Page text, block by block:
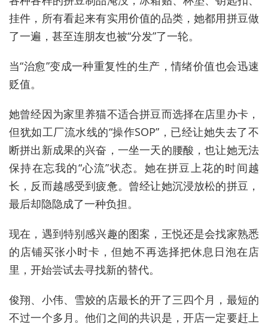
挂件，所有看起来有实用价值的品类，她都用拼豆做
了一遍，甚至连朋友也被“分发”了一轮。
当“治愈”变成一种重复性的生产，情绪价值也会迅速
贬值。
她曾经因为家里养猫不适合拼豆而选择在店里办卡，
但犹如工厂流水线的“操作SOP”，已经让她失去了不
断拼出新成果的兴奋，一坐一天的腰酸，也让她无法
保持在忘我的“心流”状态。她在拼豆上花的时间越
长，反而越感受到疲惫。曾经让她沉浸放松的拼豆，
最后却隐隐成了一种负担。
现在，遇到特别感兴趣的图案，王悦还是会找家熟悉
的店铺买张小时卡，但她不再选择把休息日泡在店
里，开始尝试去寻找新的替代。
俊翔、小伟、雪姣的店最长的开了三四个月，最短的
不过一个多月。他们之间的共识是，开店一定要赶上